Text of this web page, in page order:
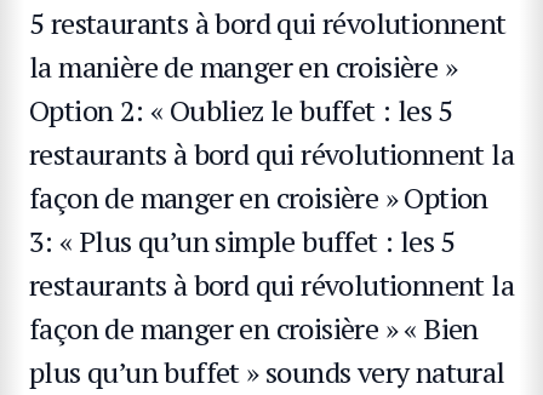
5 restaurants à bord qui révolutionnent
la manière de manger en croisière »
Option 2: « Oubliez le buffet : les 5
restaurants à bord qui révolutionnent la
façon de manger en croisière » Option
3: « Plus qu’un simple buffet : les 5
restaurants à bord qui révolutionnent la
façon de manger en croisière » « Bien
plus qu’un buffet » sounds very natural